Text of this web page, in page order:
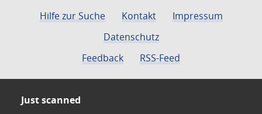
Hilfe zur Suche Kontakt
Impressum
Datenschutz
Feedback
RSS-Feed
Just scanned